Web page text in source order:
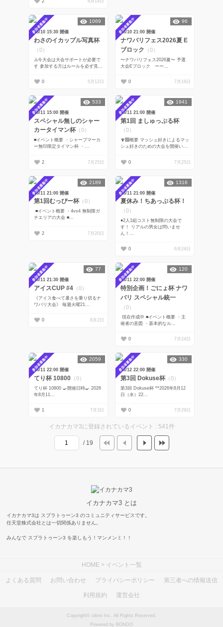
参加者募集中
08/10 15:30 開催
わさのイカップル写真杯
（0）
⚠️今大会は大会サポートが必要で
す 参加する方はルールを必ず見...
1069
0 5月12日
参加者募集中
08/10 21:00 開催
ナワバリフェス2026夏 E
ブロック （0）
〜ナワバリフェス2026夏〜 予選
大会Eブロック ーー...
96
0 7月16日
参加者募集中
08/11 15:00 開催
スペシャル無しのシャー
カータイマン杯（0）
■イベント概要 ・シャープマーカ
ー無印限定タイマン杯 ・...
533
2 7月25日
参加者募集中
08/11 21:00 開催
第1回 ましゅっぷる杯
（0）
🍄‍🟫概要 マッシュ好きによるマッ
シュ好きのための大会を開催い...
1941
0 7月25日
参加者募集中
08/11 21:00 開催
第1回むっぴー杯（0）
■イベント概要 ・4vs4 無制限ガ
チエリアの大会 ■...
2189
2 7月20日
参加者募集中
08/11 21:00 開催
夏休み！ちあっぷる杯！
（0）
●2人1組コスト無制限の大会で
す！ リアルの男女は問いませ
ん！...
1316
0 6月24日
参加者募集中
08/11 21:30 開催
アイスCUP #4 （0）
《アイス食べて暑さを乗り切るナ
ワバリ大会》 毎週火曜21...
77
0 8月2日
参加者募集中
08/11 22:00 開催
特別企画！ごにょ杯 ナワ
バリ スペシャル統一
（0）
現在作成中 ■イベント概要 ・主
催者の意図 ・基本的なル...
120
0 7月24日
参加者募集中
08/11 22:00 開催
てり杯 10800 （0）
てり杯 10800 🍳開催日時🍳 2026
年8月11...
2059
1 7月3日
参加者募集中
08/12 22:00 開催
第3回 Dokuse杯（0）
第3回 Dokuse杯 **2026年8月12
日（水）22...
330
0 7月29日
イカナカマ3に登録されているイベント : 541件
/ 19
イカナカマ3 とは
イカナカマ3は スプラトゥーン3 のコミュニティサービスです。
任天堂株式会社とは一切関係ありません。
みんなで スプラトゥーン3 を楽しもう！マンメンミ！！
HOME> イベント一覧
よくある質問 お問い合わせ プライバシーポリシー 第三者への情報送信
利用規約 運営会社
Copyright© sikmi Inc. All Rights Reserved.
Powered by BONDO